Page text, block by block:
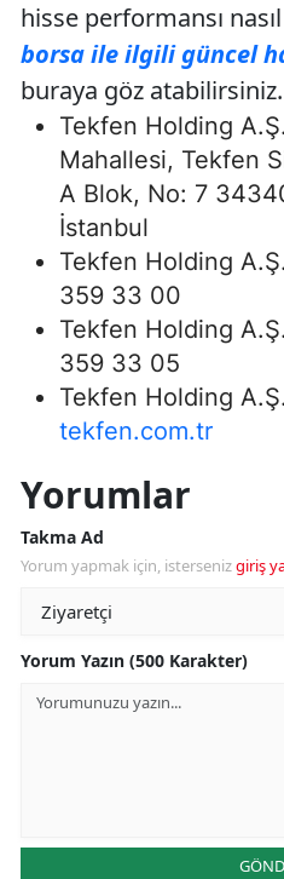
hisse performansı
borsa ile ilgili güncel
buraya göz atabilirsiniz.
Tekfen Holding
Mahallesi, Tekfen
A Blok, No: 7
İstanbul
Tekfen Holding
359 33 00
Tekfen Holding
359 33 05
Tekfen Holding
tekfen.com.tr
Yorumlar
Takma Ad
Yorum yapmak için, istersenizgiriş
Yorum Yazın (500 Karakter)